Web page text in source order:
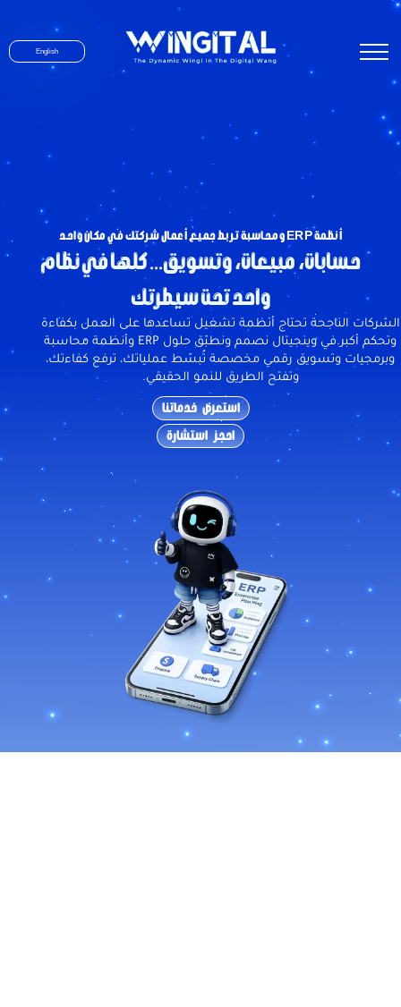
English
أنظمة ERP ومحاسبة تربط جميع أعمال شركتك في مكان واحد
حسابات، مبيعات، وتسويق... كلها في نظام
واحد تحت سيطرتك
الشركات الناجحة تحتاج أنظمة تشغيل تساعدها على العمل بكفاءة
وتحكم أكبر.في وينجيتال نصمم ونطبّق حلول ERP وأنظمة محاسبة
وبرمجيات وتسويق رقمي مخصصة تُبسّط عملياتك، ترفع كفاءتك،
وتفتح الطريق للنمو الحقيقي.
استعرض خدماتنا
احجز استشارة